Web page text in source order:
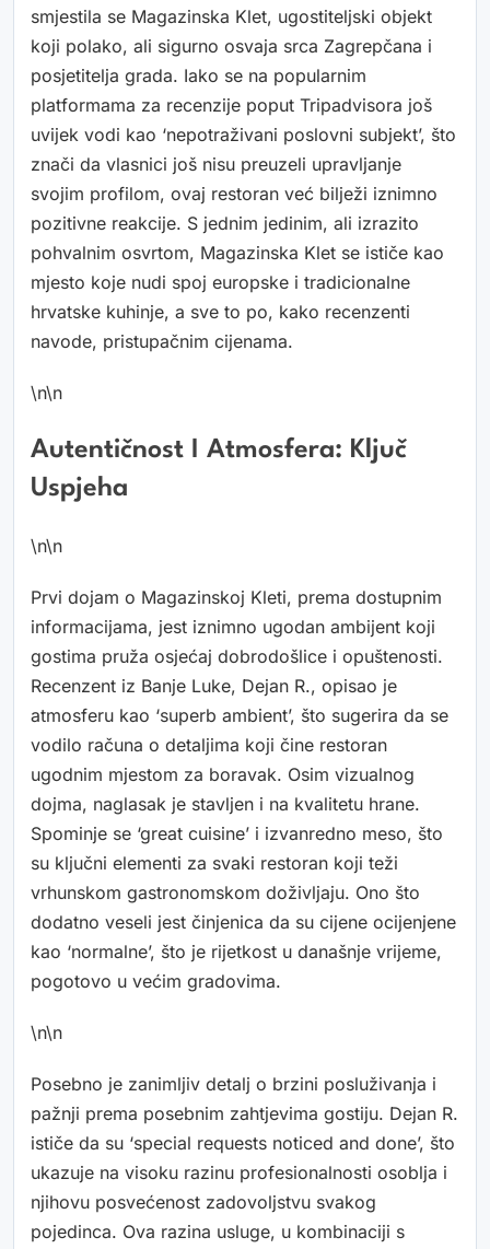
smjestila se Magazinska Klet, ugostiteljski objekt
koji polako, ali sigurno osvaja srca Zagrepčana i
posjetitelja grada. Iako se na popularnim
platformama za recenzije poput Tripadvisora još
uvijek vodi kao ‘nepotraživani poslovni subjekt’, što
znači da vlasnici još nisu preuzeli upravljanje
svojim profilom, ovaj restoran već bilježi iznimno
pozitivne reakcije. S jednim jedinim, ali izrazito
pohvalnim osvrtom, Magazinska Klet se ističe kao
mjesto koje nudi spoj europske i tradicionalne
hrvatske kuhinje, a sve to po, kako recenzenti
navode, pristupačnim cijenama.
\n\n
Autentičnost I Atmosfera: Ključ
Uspjeha
\n\n
Prvi dojam o Magazinskoj Kleti, prema dostupnim
informacijama, jest iznimno ugodan ambijent koji
gostima pruža osjećaj dobrodošlice i opuštenosti.
Recenzent iz Banje Luke, Dejan R., opisao je
atmosferu kao ‘superb ambient’, što sugerira da se
vodilo računa o detaljima koji čine restoran
ugodnim mjestom za boravak. Osim vizualnog
dojma, naglasak je stavljen i na kvalitetu hrane.
Spominje se ‘great cuisine’ i izvanredno meso, što
su ključni elementi za svaki restoran koji teži
vrhunskom gastronomskom doživljaju. Ono što
dodatno veseli jest činjenica da su cijene ocijenjene
kao ‘normalne’, što je rijetkost u današnje vrijeme,
pogotovo u većim gradovima.
\n\n
Posebno je zanimljiv detalj o brzini posluživanja i
pažnji prema posebnim zahtjevima gostiju. Dejan R.
ističe da su ‘special requests noticed and done’, što
ukazuje na visoku razinu profesionalnosti osoblja i
njihovu posvećenost zadovoljstvu svakog
pojedinca. Ova razina usluge, u kombinaciji s